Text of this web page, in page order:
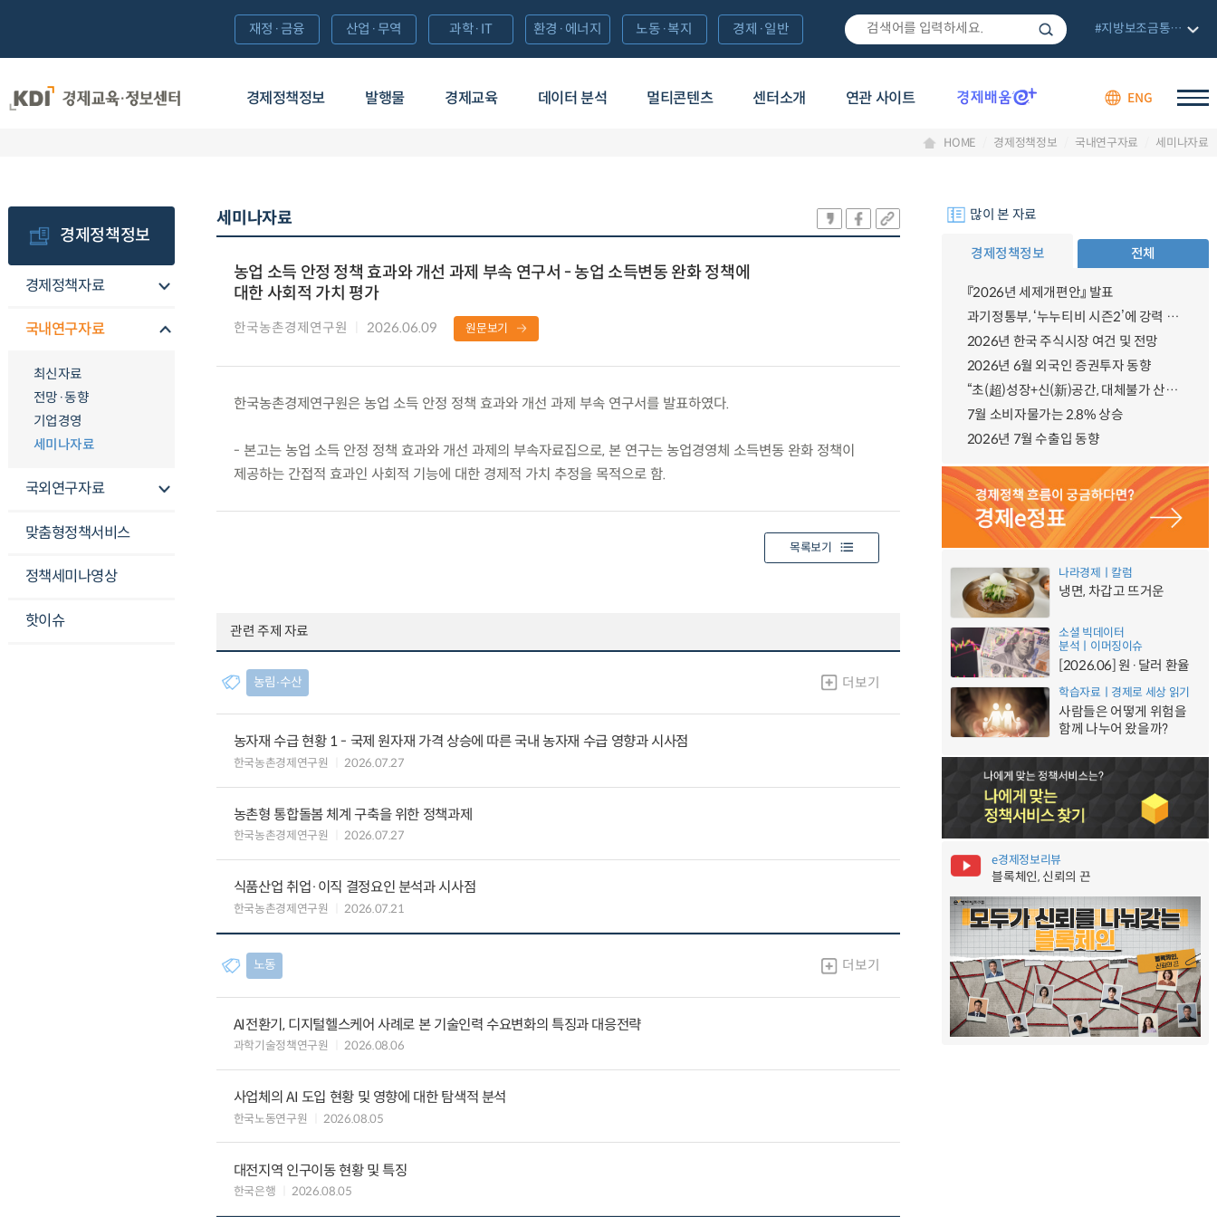
경제정책정보 발행물 경제교육 데이터 분석 멀티콘텐츠 센터소개 연관 사이트 ENG
재정·금융 산업·무역 과학·IT 환경·에너지 노동·복지 경제·일반 #지방보조금통합관리망
HOME 경제정책정보 국내연구자료 세미나자료
경제정책정보
경제정책자료
국내연구자료
최신자료
전망·동향
기업경영
세미나자료
국외연구자료
맞춤형정책서비스
정책세미나영상
핫이슈
세미나자료
농업 소득 안정 정책 효과와 개선 과제 부속 연구서 - 농업 소득변동 완화 정책에
대한 사회적 가치 평가
한국농촌경제연구원 2026.06.09 원문보기
한국농촌경제연구원은 농업 소득 안정 정책 효과와 개선 과제 부속 연구서를 발표하였다.
- 본고는 농업 소득 안정 정책 효과와 개선 과제의 부속자료집으로, 본 연구는 농업경영체 소득변동 완화 정책이
제공하는 간접적 효과인 사회적 기능에 대한 경제적 가치 추정을 목적으로 함.
목록보기
관련 주제 자료
농림∙수산 더보기
농자재 수급 현황 1 - 국제 원자재 가격 상승에 따른 국내 농자재 수급 영향과 시사점
한국농촌경제연구원 2026.07.27
농촌형 통합돌봄 체계 구축을 위한 정책과제
한국농촌경제연구원 2026.07.27
식품산업 취업·이직 결정요인 분석과 시사점
한국농촌경제연구원 2026.07.21
노동 더보기
AI전환기, 디지털헬스케어 사례로 본 기술인력 수요변화의 특징과 대응전략
과학기술정책연구원 2026.08.06
사업체의 AI 도입 현황 및 영향에 대한 탐색적 분석
한국노동연구원 2026.08.05
대전지역 인구이동 현황 및 특징
한국은행 2026.08.05
많이 본 자료
경제정책정보 전체
『2026년 세제개편안』 발표
과기정통부, ‘누누티비 시즌2’에 강력 대응 의지 밝혀
2026년 한국 주식시장 여건 및 전망
2026년 6월 외국인 증권투자 동향
“초(超)성장+신(新)공간, 대체불가 산업강국”
7월 소비자물가는 2.8% 상승
2026년 7월 수출입 동향
나라경제ㅣ칼럼
냉면, 차갑고 뜨거운
소셜 빅데이터
분석ㅣ이머징이슈
[2026.06] 원·달러 환율
학습자료ㅣ경제로 세상 읽기
사람들은 어떻게 위험을
함께 나누어 왔을까?
e경제정보리뷰
블록체인, 신뢰의 끈